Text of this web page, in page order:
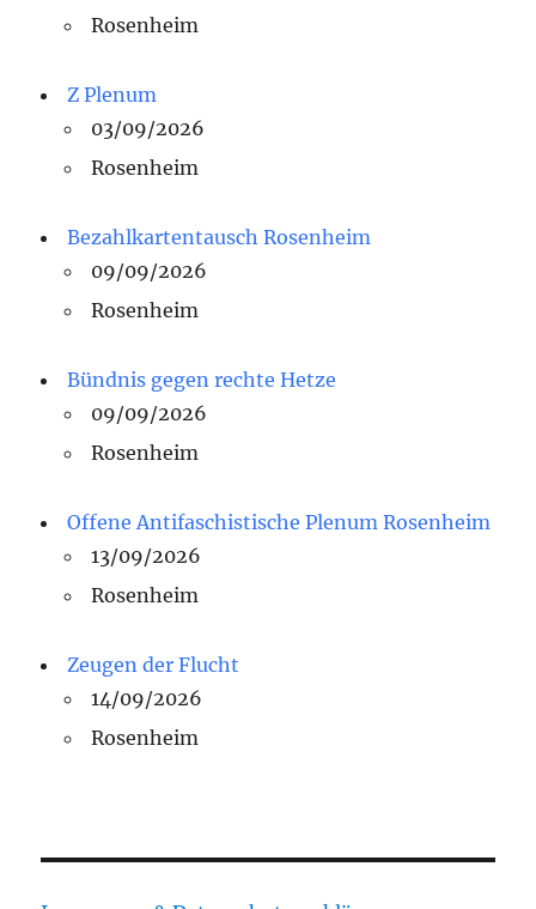
Rosenheim
Z Plenum
03/09/2026
Rosenheim
Bezahlkartentausch Rosenheim
09/09/2026
Rosenheim
Bündnis gegen rechte Hetze
09/09/2026
Rosenheim
Offene Antifaschistische Plenum Rosenheim
13/09/2026
Rosenheim
Zeugen der Flucht
14/09/2026
Rosenheim